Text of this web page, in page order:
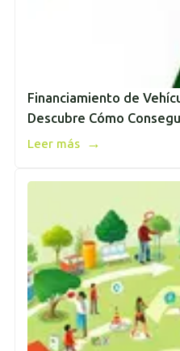
Financiamiento de
Descubre Cómo
Leer más →